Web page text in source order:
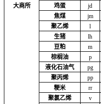
大商所
鸡蛋
jd
焦煤
jm
聚乙烯
l
生猪
lh
豆粕
m
棕榈油
p
液化石油气
pg
聚丙烯
pp
粳米
rr
聚氯乙烯
v